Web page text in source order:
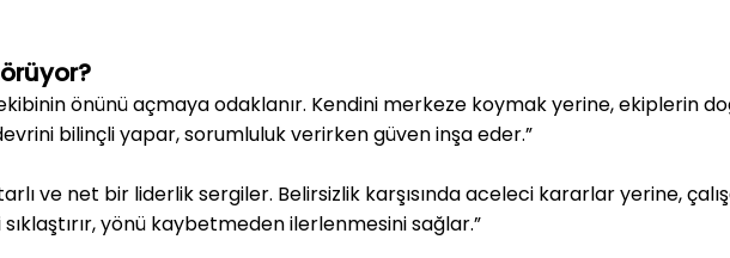
önünü açmaya odaklanır. Kendini merkeze koymak yerine, ekiplerin
bilinçli yapar, sorumluluk verirken güven inşa eder.”
ve net bir liderlik sergiler. Belirsizlik karşısında aceleci kararlar yerine,
yönü kaybetmeden ilerlenmesini sağlar.”